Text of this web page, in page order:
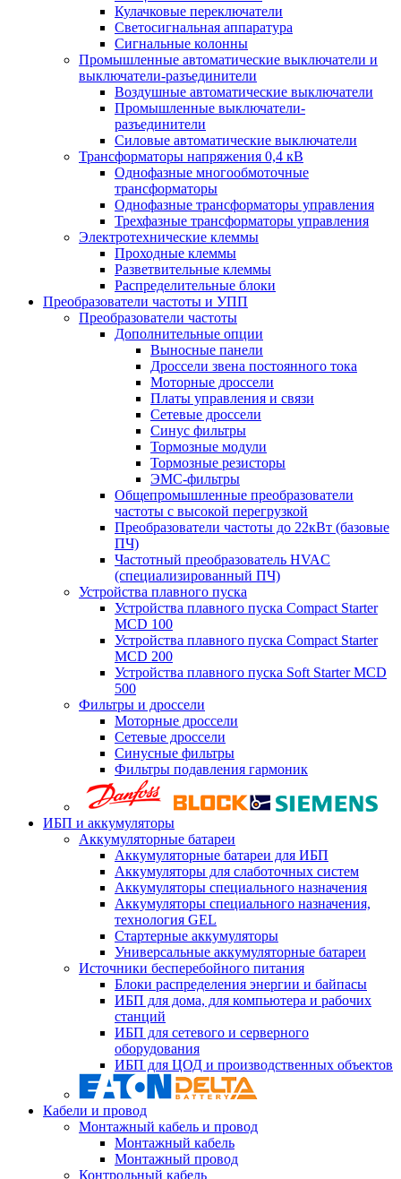
Кулачковые переключатели
Светосигнальная аппаратура
Сигнальные колонны
Промышленные автоматические выключатели и
выключатели-разъединители
Воздушные автоматические выключатели
Промышленные выключатели-
разъединители
Силовые автоматические выключатели
Трансформаторы напряжения 0,4 кВ
Однофазные многообмоточные
трансформаторы
Однофазные трансформаторы управления
Трехфазные трансформаторы управления
Электротехнические клеммы
Проходные клеммы
Разветвительные клеммы
Распределительные блоки
Преобразователи частоты и УПП
Преобразователи частоты
Дополнительные опции
Выносные панели
Дроссели звена постоянного тока
Моторные дроссели
Платы управления и связи
Сетевые дроссели
Синус фильтры
Тормозные модули
Тормозные резисторы
ЭМС-фильтры
Общепромышленные преобразователи
частоты с высокой перегрузкой
Преобразователи частоты до 22кВт (базовые
ПЧ)
Частотный преобразователь HVAC
(специализированный ПЧ)
Устройства плавного пуска
Устройства плавного пуска Compact Starter
MCD 100
Устройства плавного пуска Compact Starter
MCD 200
Устройства плавного пуска Soft Starter MCD
500
Фильтры и дроссели
Моторные дроссели
Сетевые дроссели
Синусные фильтры
Фильтры подавления гармоник
ИБП и аккумуляторы
Аккумуляторные батареи
Аккумуляторные батареи для ИБП
Аккумуляторы для слаботочных систем
Аккумуляторы специального назначения
Аккумуляторы специального назначения,
технология GEL
Стартерные аккумуляторы
Универсальные аккумуляторные батареи
Источники бесперебойного питания
Блоки распределения энергии и байпасы
ИБП для дома, для компьютера и рабочих
станций
ИБП для сетевого и серверного
оборудования
ИБП для ЦОД и производственных объектов
Кабели и провод
Монтажный кабель и провод
Монтажный кабель
Монтажный провод
Контрольный кабель